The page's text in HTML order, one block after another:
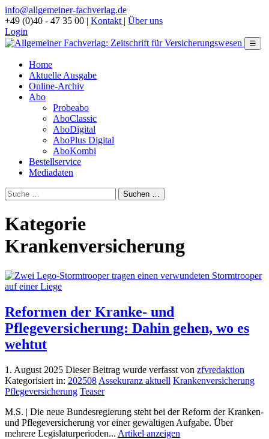
info@allgemeiner-fachverlag.de
+49 (0)40 - 47 35 00 | Kontakt | Über uns
Login
☰
Home
Aktuelle Ausgabe
Online-Archiv
Abo
Probeabo
AboClassic
AboDigital
AboPlus Digital
AboKombi
Bestellservice
Mediadaten
Kategorie
Krankenversicherung
Reformen der Kranke- und
Pflegeversicherung: Dahin gehen, wo es
wehtut
1. August 2025 Dieser Beitrag wurde verfasst von zfvredaktion
Kategorisiert in: 202508 Assekuranz aktuell Krankenversicherung
Pflegeversicherung Teaser
M.S. | Die neue Bundesregierung steht bei der Reform der Kranken-
und Pflegeversicherung vor einer gewaltigen Aufgabe. Über
mehrere Legislaturperioden... Artikel anzeigen